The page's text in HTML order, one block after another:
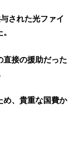
された光ファイ
直接の援助だった
め、貴重な国費か